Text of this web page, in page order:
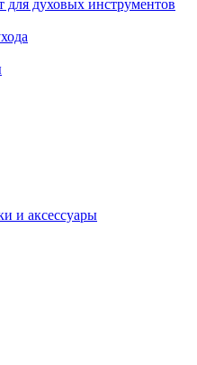
для духовых инструментов
и аксессуары